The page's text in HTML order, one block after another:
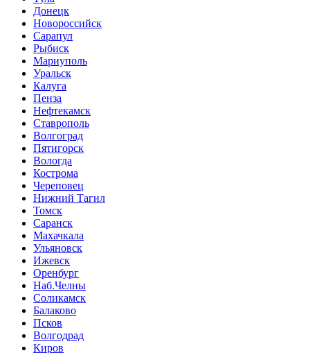
Донецк
Новороссийск
Сарапул
Рыбиск
Мариуполь
Уральск
Калуга
Пенза
Нефтекамск
Ставрополь
Волгоград
Пятигорск
Вологда
Кострома
Череповец
Нижний Тагил
Томск
Саранск
Махачкала
Ульяновск
Ижевск
Оренбург
Наб.Челны
Соликамск
Балаково
Псков
Волгодрад
Киров